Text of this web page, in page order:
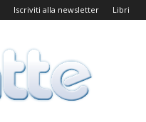
Iscriviti alla newsletter Libri